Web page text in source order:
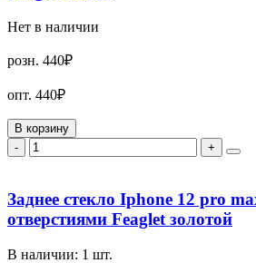
Нет в наличии
розн. 440₽
опт. 440₽
В корзину
-
+
Заднее стекло Iphone 12 pro
отверстиями Feaglet золотой
В наличии: 1 шт.